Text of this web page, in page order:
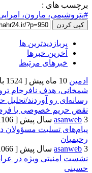
:
مارون، امرایی،
ها
خبرها
مرتبط
[ 1524 بازدید ]
نافرجام ترور:
آوردند/تحلیل
خصوصی یا فرصتی برای
[ 1106 بازدید ]
مسؤولان در پی
[ 1066 بازدید ]
ویژه در عراق درباره